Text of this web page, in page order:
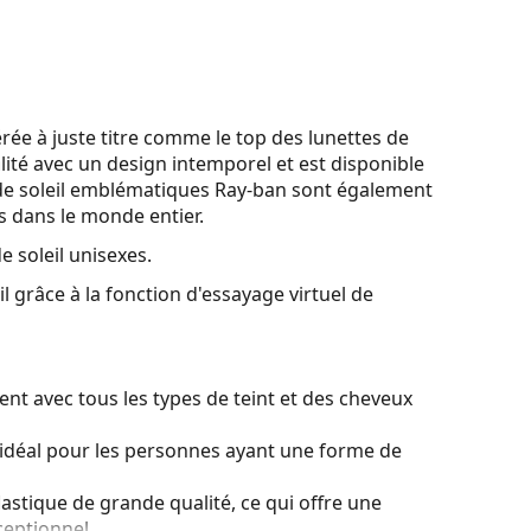
à juste titre comme le top des lunettes de
avec un design intemporel et est disponible
soleil emblématiques Ray-ban sont également
dans le monde entier.
soleil unisexes.
grâce à la fonction d'essayage virtuel de
avec tous les types de teint et des cheveux
pour les personnes ayant une forme de
de grande qualité, ce qui offre une